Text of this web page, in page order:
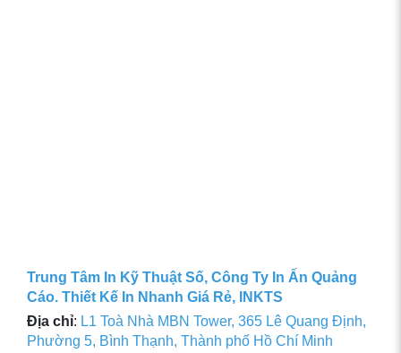
Trung Tâm In Kỹ Thuật Số, Công Ty In Ấn Quảng
Cáo. Thiết Kế In Nhanh Giá Rẻ, INKTS
Địa chỉ: L1 Toà Nhà MBN Tower, 365 Lê Quang Định,
Phường 5, Bình Thạnh, Thành phố Hồ Chí Minh